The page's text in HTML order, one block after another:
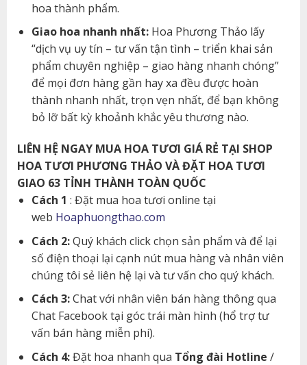
hoa thành phẩm.
Giao hoa nhanh nhất:Hoa Phương Thảo lấy
“dịch vụ uy tín – tư vấn tận tình – triển khai sản
phẩm chuyên nghiệp – giao hàng nhanh chóng”
để mọi đơn hàng gần hay xa đều được hoàn
thành nhanh nhất, trọn vẹn nhất, để bạn không
bỏ lỡ bất kỳ khoảnh khắc yêu thương nào.
LIÊN HỆ NGAY MUA HOA TƯƠI GIÁ RẺ TẠI SHOP
HOA TƯƠI PHƯƠNG THẢO VÀ ĐẶT HOA TƯƠI
GIAO 63 TỈNH THÀNH TOÀN QUỐC
Cách 1 : Đặt mua hoa tươi online tại
web Hoaphuongthao.com
Cách 2:Quý khách click chọn sản phẩm và để lại
số điện thoại lại cạnh nút mua hàng và nhân viên
chúng tôi sẻ liên hệ lại và tư vấn cho quý khách.
Cách 3:Chat với nhân viên bán hàng thông qua
Chat Facebook tại góc trái màn hình (hổ trợ tư
vấn bán hàng miễn phí).
Cách 4:Đặt hoa nhanh qua Tổng đài Hotline /